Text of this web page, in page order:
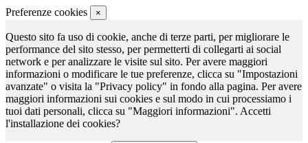
Preferenze cookies ×
Questo sito fa uso di cookie, anche di terze parti, per migliorare le
performance del sito stesso, per permetterti di collegarti ai social
network e per analizzare le visite sul sito. Per avere maggiori
informazioni o modificare le tue preferenze, clicca su "Impostazioni
avanzate" o visita la "Privacy policy" in fondo alla pagina. Per avere
maggiori informazioni sui cookies e sul modo in cui processiamo i
tuoi dati personali, clicca su "Maggiori informazioni". Accetti
l'installazione dei cookies?